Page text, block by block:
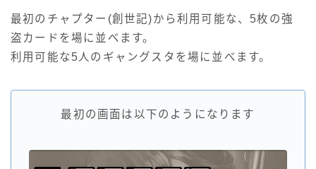
最初のチャプター(創世記)から利用可能な、5枚の強
盗カードを場に並べます。
利用可能な5人のギャングスタを場に並べます。
最初の画面は以下のようになります